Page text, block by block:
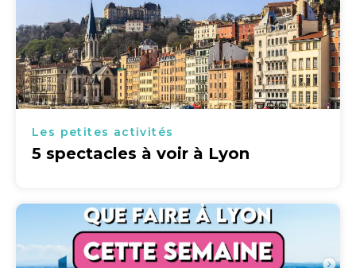
Les petites activités
5 spectacles à voir à Lyon